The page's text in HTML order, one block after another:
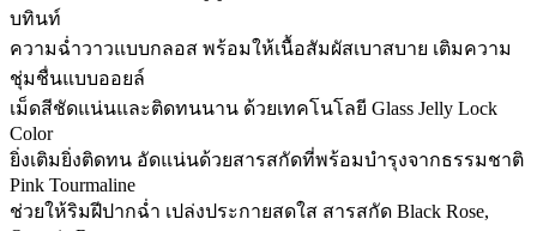
บทินท์
ความฉ่ำวาวแบบกลอส พร้อมให้เนื้อสัมผัสเบาสบาย เติมความ
ชุ่มชื่นแบบออยล์
เม็ดสีชัดแน่นและติดทนนาน ด้วยเทคโนโลยี Glass Jelly Lock
Color
ยิ่งเติมยิ่งติดทน อัดแน่นด้วยสารสกัดที่พร้อมบำรุงจากธรรมชาติ
Pink Tourmaline
ช่วยให้ริมฝีปากฉ่ำ เปล่งประกายสดใส สารสกัด Black Rose,